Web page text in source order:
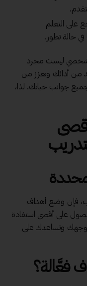
على التعلم
حالة تطور.
الشخصي ليست مجرد
من أدائك وتعزز من
جوانب حياتك. لذا،
فإن وضع أهداف
على أقصى استفادة
وتساعدك على
فعَّالة؟